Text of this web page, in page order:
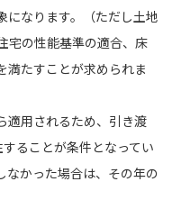
になります。（ただし土地
宅の性能基準の適合、床
満たすことが求められま
適用されるため、引き渡
ることが条件となってい
なかった場合は、その年の